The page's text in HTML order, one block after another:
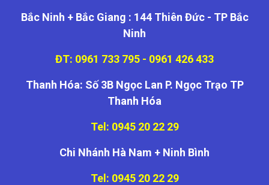
Bắc Ninh + Bắc Giang : 144 Thiên Đức - TP Bắc
Ninh
ĐT: 0961 733 795 - 0961 426 433
Thanh Hóa: Số 3B Ngọc Lan P. Ngọc Trạo TP
Thanh Hóa
Tel: 0945 20 22 29
Chi Nhánh Hà Nam + Ninh Bình
Tel: 0945 20 22 29